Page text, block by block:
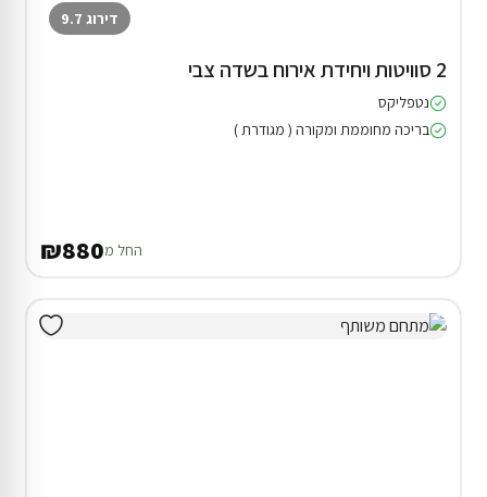
דירוג 9.7
2 סוויטות ויחידת אירוח בשדה צבי
נטפליקס
בריכה מחוממת ומקורה ( מגודרת )
החל מ₪880